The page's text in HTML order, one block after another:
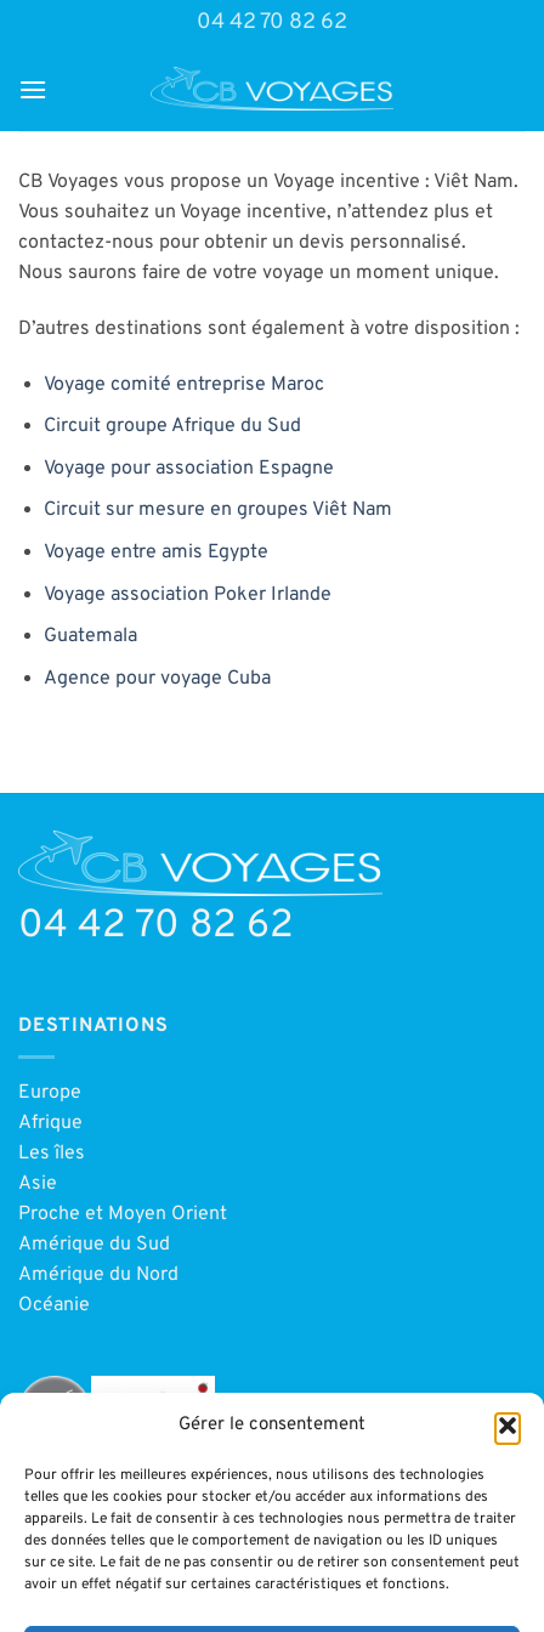
Gérer le consentement
Pour offrir les meilleures expériences, nous utilisons des technologies
telles que les cookies pour stocker et/ou accéder aux informations des
appareils. Le fait de consentir à ces technologies nous permettra de traiter
des données telles que le comportement de navigation ou les ID uniques
sur ce site. Le fait de ne pas consentir ou de retirer son consentement peut
avoir un effet négatif sur certaines caractéristiques et fonctions.
04 42 70 82 62
CB Voyages vous propose un Voyage incentive : Viêt Nam.
Vous souhaitez un Voyage incentive, n’attendez plus et
contactez-nous pour obtenir un devis personnalisé.
Nous saurons faire de votre voyage un moment unique.
D’autres destinations sont également à votre disposition :
Voyage comité entreprise Maroc
Circuit groupe Afrique du Sud
Voyage pour association Espagne
Circuit sur mesure en groupes Viêt Nam
Voyage entre amis Egypte
Voyage association Poker Irlande
Guatemala
Agence pour voyage Cuba
04 42 70 82 62
DESTINATIONS
Europe
Afrique
Les îles
Asie
Proche et Moyen Orient
Amérique du Sud
Amérique du Nord
Océanie
INFORMATIONS
Paiement